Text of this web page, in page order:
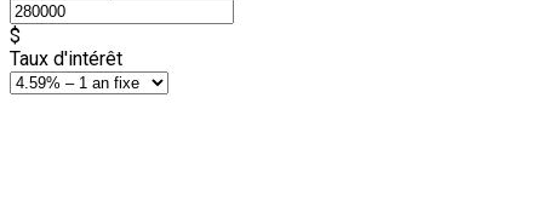
$
Taux d'intérêt